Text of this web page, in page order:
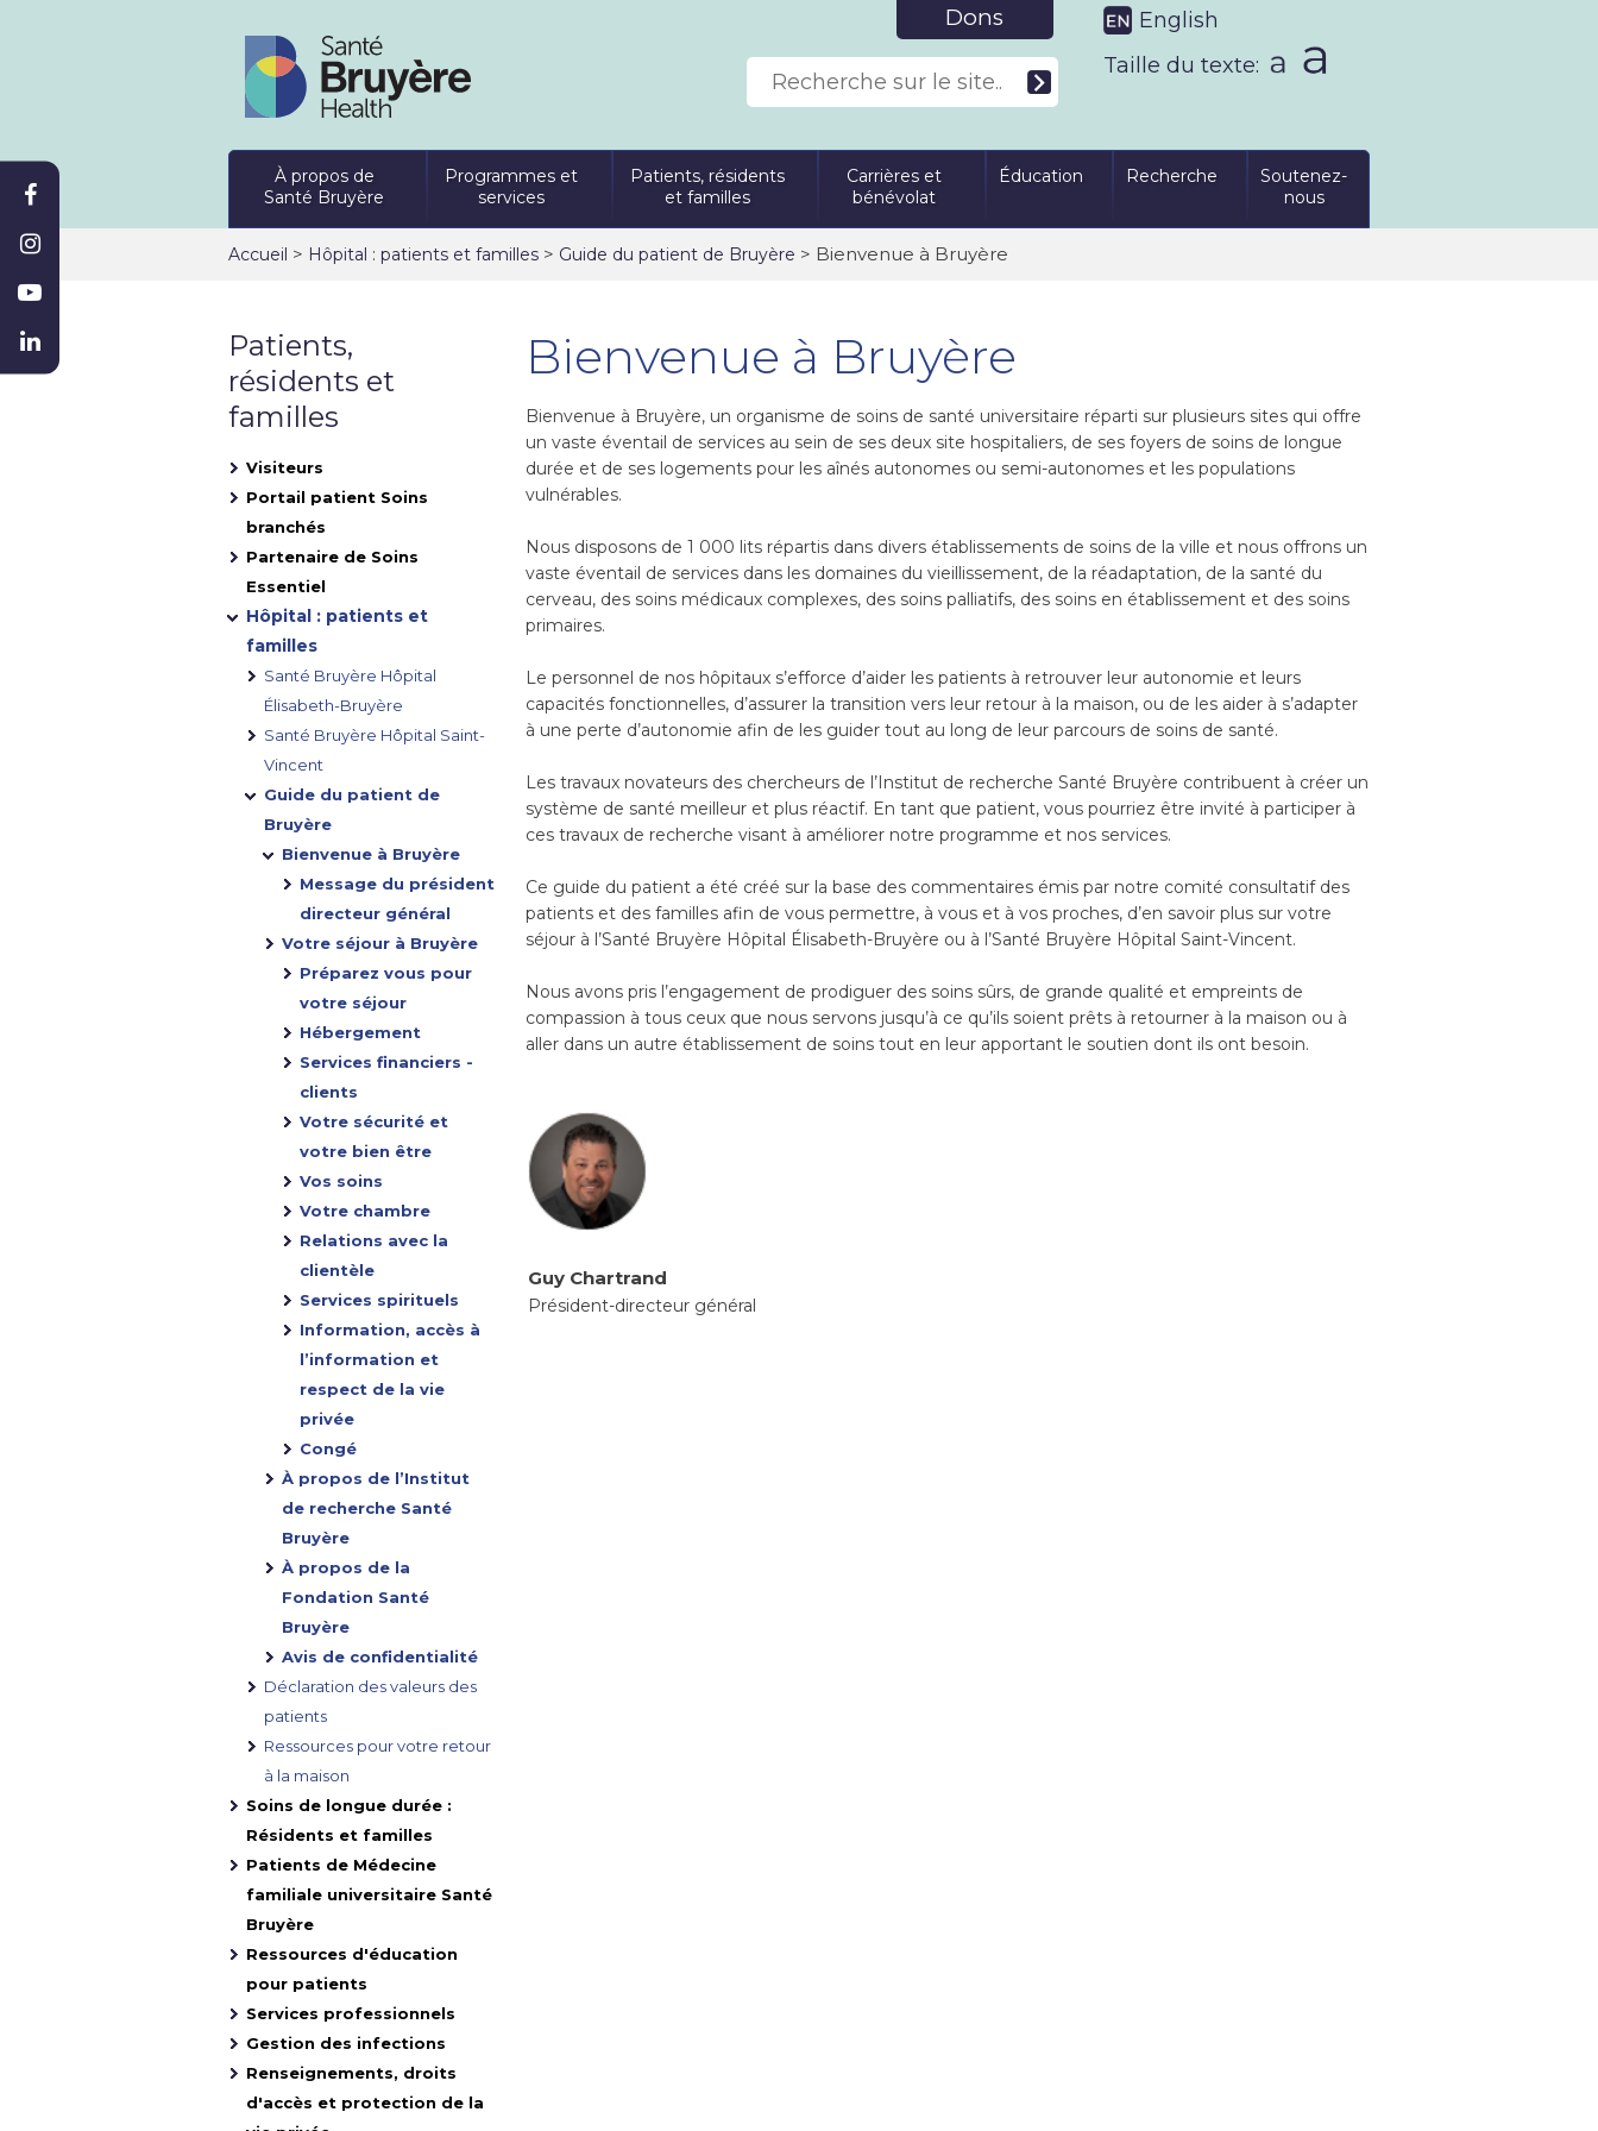
Dons
English
Taille du texte:
À propos de
Santé Bruyère
Programmes et
services
Patients, résidents
et familles
Carrières et
bénévolat
Éducation Recherche
Soutenez-
nous
Accueil > Hôpital : patients et familles > Guide du patient de Bruyère > Bienvenue à Bruyère
Patients,
résidents et
familles
Visiteurs
Portail patient Soins
branchés
Partenaire de Soins
Essentiel
Hôpital : patients et
familles
Santé Bruyère Hôpital
Élisabeth-Bruyère
Santé Bruyère Hôpital Saint-
Vincent
Guide du patient de
Bruyère
Bienvenue à Bruyère
Message du président
directeur général
Votre séjour à Bruyère
Préparez vous pour
votre séjour
Hébergement
Services financiers -
clients
Votre sécurité et
votre bien être
Vos soins
Votre chambre
Relations avec la
clientèle
Services spirituels
Information, accès à
l’information et
respect de la vie
privée
Congé
À propos de l’Institut
de recherche Santé
Bruyère
À propos de la
Fondation Santé
Bruyère
Avis de confidentialité
Déclaration des valeurs des
patients
Ressources pour votre retour
à la maison
Soins de longue durée :
Résidents et familles
Patients de Médecine
familiale universitaire Santé
Bruyère
Ressources d'éducation
pour patients
Services professionnels
Gestion des infections
Renseignements, droits
d'accès et protection de la
Bienvenue à Bruyère
Bienvenue à Bruyère, un organisme de soins de santé universitaire réparti sur plusieurs sites qui offre
un vaste éventail de services au sein de ses deux site hospitaliers, de ses foyers de soins de longue
durée et de ses logements pour les aînés autonomes ou semi-autonomes et les populations
vulnérables.
Nous disposons de 1 000 lits répartis dans divers établissements de soins de la ville et nous offrons un
vaste éventail de services dans les domaines du vieillissement, de la réadaptation, de la santé du
cerveau, des soins médicaux complexes, des soins palliatifs, des soins en établissement et des soins
primaires.
Le personnel de nos hôpitaux s’efforce d’aider les patients à retrouver leur autonomie et leurs
capacités fonctionnelles, d’assurer la transition vers leur retour à la maison, ou de les aider à s’adapter
à une perte d’autonomie afin de les guider tout au long de leur parcours de soins de santé.
Les travaux novateurs des chercheurs de l’Institut de recherche Santé Bruyère contribuent à créer un
système de santé meilleur et plus réactif. En tant que patient, vous pourriez être invité à participer à
ces travaux de recherche visant à améliorer notre programme et nos services.
Ce guide du patient a été créé sur la base des commentaires émis par notre comité consultatif des
patients et des familles afin de vous permettre, à vous et à vos proches, d’en savoir plus sur votre
séjour à l’Santé Bruyère Hôpital Élisabeth-Bruyère ou à l’Santé Bruyère Hôpital Saint-Vincent.
Nous avons pris l’engagement de prodiguer des soins sûrs, de grande qualité et empreints de
compassion à tous ceux que nous servons jusqu’à ce qu’ils soient prêts à retourner à la maison ou à
aller dans un autre établissement de soins tout en leur apportant le soutien dont ils ont besoin.
Guy Chartrand
Président-directeur général